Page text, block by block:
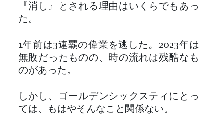
『消し』とされる理由はいくらでもあっ
た。
1年前は3連覇の偉業を逃した。2023年は
無敗だったものの、時の流れは残酷なも
のがあった。
しかし、ゴールデンシックスティにとっ
ては、もはやそんなこと関係ない。